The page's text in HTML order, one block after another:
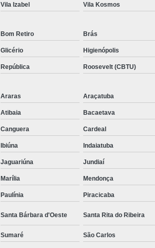
Suporte para Monitor para
Vila Izabel Vila Kosmos
Bom Retiro Brás
Glicério Higienópolis
República Roosevelt (CBTU)
Araras Araçatuba
Atibaia Bacaetava
Canguera Cardeal
Ibiúna Indaiatuba
Jaguariúna Jundiaí
Marília Mendonça
Paulínia Piracicaba
Santa Bárbara d'Oeste Santa Rita do Ribeira
Sumaré São Carlos